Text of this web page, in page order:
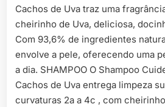
Cachos de Uva traz uma
cheirinho de Uva, deliciosa,
Com 93,6% de ingredientes
envolve a pele, oferecendo uma
a dia. SHAMPOO O Shampoo
Cachos de Uva entrega limpeza
curvaturas 2a a 4c , com